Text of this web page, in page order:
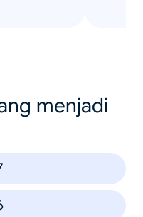
menjadi